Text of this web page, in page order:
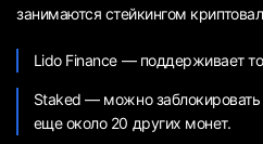
занимаются стейкингом
Lido Finance — поддерживает
Staked — можно заблокировать
еще около 20 других монет.